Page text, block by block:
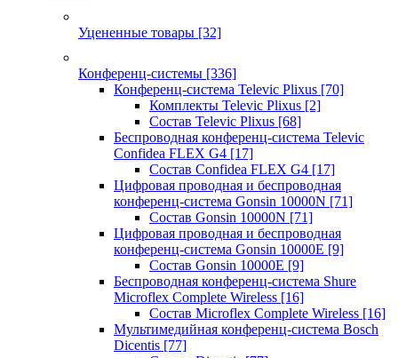
Уцененные товары [32]
Конференц-системы [336]
Конференц-система Televic Plixus [70]
Комплекты Televic Plixus [2]
Состав Televic Plixus [68]
Беспроводная конференц-система Televic
Confidea FLEX G4 [17]
Состав Confidea FLEX G4 [17]
Цифровая проводная и беспроводная
конференц-система Gonsin 10000N [71]
Состав Gonsin 10000N [71]
Цифровая проводная и беспроводная
конференц-система Gonsin 10000E [9]
Состав Gonsin 10000E [9]
Беспроводная конференц-система Shure
Microflex Complete Wireless [16]
Состав Microflex Complete Wireless [16]
Мультимедийная конференц-система Bosch
Dicentis [77]